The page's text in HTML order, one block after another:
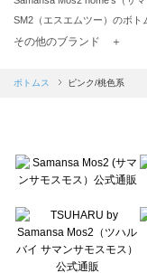
SM2（エスエムツー）のボト
TSUHARU by Samansa
Samansa Mos2 blue（サマン
sō4ū（ソウフォーユー）の
Te chichi（テチチ）のボトム
Te chichi CLASSIC（テチチ
Lugnoncure（ルノンキュー
BETTY'S BLUE（べティーズ
Wpc.（ワールドパーティー）
その他のブランド ＋
ボトムス ピンク/桃色系